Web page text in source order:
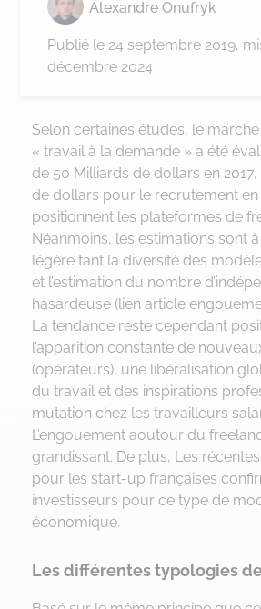
Alexandre Onufryk
Publié le 24 septembre 2019,
décembre 2024
Selon certaines études, le
« travail à la demande » a été
de 50 Milliards de dollars en
de dollars pour le recrutement en
positionnent les plateformes de
Néanmoins, les estimations sont
légère tant la diversité des
et l’estimation du nombre
hasardeuse (lien article
La tendance reste cependant
l’apparition constante de
(opérateurs), une libéralisation
du travail et des inspirations
mutation chez les travailleurs
L’engouement aoutour du
grandissant. De plus, Les
pour les start-up françaises
investisseurs pour ce type de
économique.
Les différentes typologies